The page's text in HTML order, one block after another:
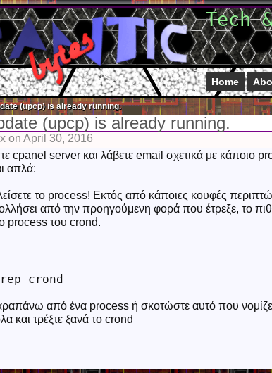
Tech
Home
(upcp) is already running.
(upcp) is already running.
on April 30, 2016
cpanel server και λάβετε email σχετικά με κάποιο
απλά:
το process! Εκτός από κάποιες κουφές
από την προηγούμενη φορά που έτρεξε, το
process του crond.
crond
από ένα process ή σκοτώστε αυτό που
και τρέξτε ξανά το crond